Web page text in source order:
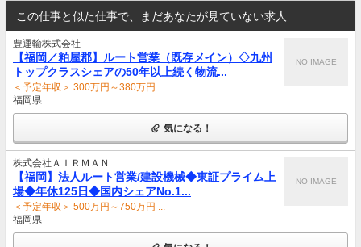
この仕事と似た仕事で、まだあなたが見ていない求人
豊運輸株式会社
【福岡／粕屋郡】ルート営業（既存メイン）◇九州
トップクラスシェアの50年以上続く物流...
＜予定年収＞ 300万円～380万円 ...
福岡県
NO IMAGE
気になる！
株式会社ＡＩＲＭＡＮ
【福岡】法人ルート営業/建設機械◆東証プライム上
場◆年休125日◆国内シェアNo.1...
＜予定年収＞ 500万円～750万円 ...
福岡県
NO IMAGE